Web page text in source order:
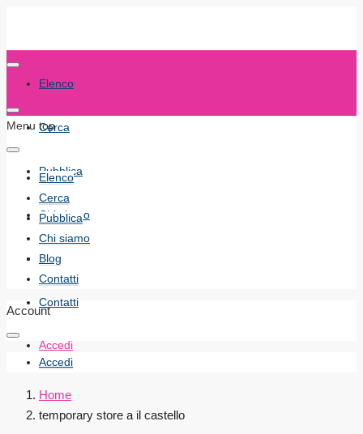
Elenco
Cerca
Pubblica
Chi siamo
Blog
Contatti
Accedi
Menu top
Elenco
Cerca
Pubblica
Chi siamo
Blog
Contatti
Account
Accedi
Home
temporary store a il castello